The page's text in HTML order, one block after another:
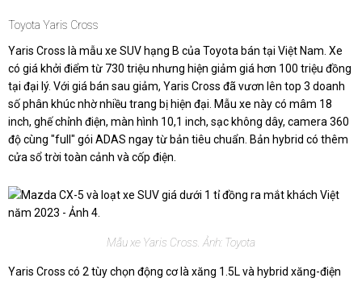
Toyota Yaris Cross
Yaris Cross là mẫu xe SUV hạng B của Toyota bán tại Việt Nam. Xe
có giá khởi điểm từ 730 triệu nhưng hiện giảm giá hơn 100 triệu đồng
tại đại lý. Với giá bán sau giảm, Yaris Cross đã vươn lên top 3 doanh
số phân khúc nhờ nhiều trang bị hiện đại. Mẫu xe này có mâm 18
inch, ghế chỉnh điện, màn hình 10,1 inch, sạc không dây, camera 360
độ cùng "full" gói ADAS ngay từ bản tiêu chuẩn. Bản hybrid có thêm
cửa sổ trời toàn cảnh và cốp điện.
Mẫu xe Yaris Cross. Ảnh: Toyota
Yaris Cross có 2 tùy chọn động cơ là xăng 1.5L và hybrid xăng-điện